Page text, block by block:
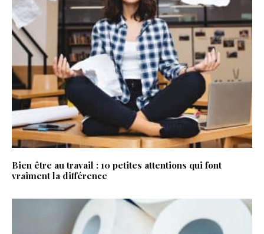
Bien être au travail : 10 petites attentions qui font
vraiment la différence